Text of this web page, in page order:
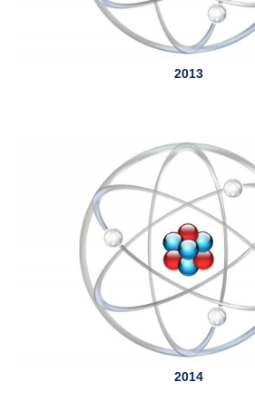
2013
2014